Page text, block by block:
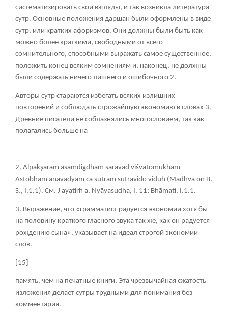
систематизировать свои взгляды, и так возникла литература
сутр. Основные положения даршан были оформлены в виде
сутр, или кратких афоризмов. Они должны были быть как
можно более краткими, свободными от всего
сомнительного, способными выражать самое существенное,
положить конец всяким сомнениям и, наконец, не должны
были содержать ничего лишнего и ошибочного 2.
Авторы сутр стараются избегать всяких излишних
повторений и соблюдать строжайшую экономию в словах 3.
Древние писатели не соблазнялись многословием, так как
полагались больше на
2. Alpākşaram asamdigdham sāravad viśvatomukham
Astobham anavadyam ca sūtram sūtravido viduh (Madhva on B.
S., I.1.1). См. J аyatirh a, Nyāyasudha, I. 11; Bhāmati, I.1.1.
3. Выражение, что «грамматист радуется экономии хотя бы
на половину краткого гласного звука так же, как он радуется
рождению сына», указывает на идеал строгой экономии
слов.
[15]
память, чем на печатные книги. Эта чрезвычайная сжатость
изложения делает сутры трудными для понимания без
комментария.